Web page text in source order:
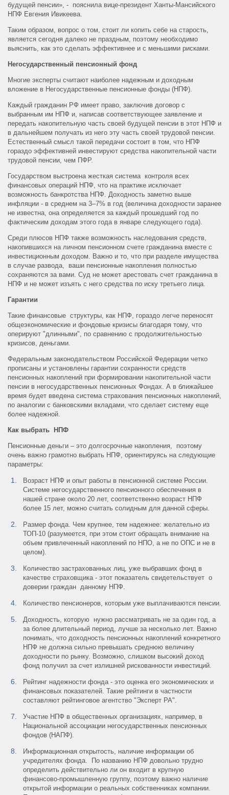
будущей пенсии», - пояснила вице-президент Ханты-Мансийского
НПФ Евгения Ивикеева.
Таким образом, вопрос о том, стоит ли копить себе на старость,
является сегодня далеко не праздным, поэтому необходимо
выяснить, как это сделать эффективнее и с меньшими рисками.
Негосударственный пенсионный фонд
Многие эксперты считают наиболее надежным и доходным
вложение в Негосударственные пенсионные фонды (НПФ).
Каждый гражданин РФ имеет право, заключив договор с
выбранным им НПФ и, написав соответствующее заявление и
передать накопительную часть своей будущей пенсии в этот НПФ и
в дальнейшем получать из него эту часть своей трудовой пенсии.
Естественный смысл такой передачи состоит в том, что НПФ
гораздо эффективней инвестируют средства накопительной части
трудовой пенсии, чем ПФР.
Государством выстроена жесткая система контроля всех
финансовых операций НПФ, что на практике исключает
возможность банкротства НПФ. Доходность заметно выше
инфляции - в среднем на 3–7% в год (величина доходности заранее
не известна, она определяется за каждый прошедший год по
фактическим доходам этого года в январе следующего года).
Среди плюсов НПФ также возможность наследования средств,
накопившихся на личном пенсионном счете гражданина вместе с
инвестиционным доходом. Важно и то, что при разделе имущества
в случае развода, ваши пенсионные накопления полностью
сохраняются за вами. Суд не может арестовать счет гражданина в
НПФ и не может изъять с него средства по иску третьего лица.
Гарантии
Такие финансовые структуры, как НПФ, гораздо легче переносят
общеэкономические и фондовые кризисы благодаря тому, что
оперируют "длинными", по сравнению с продолжительностью
кризисов, деньгами.
Федеральным законодательством Российской Федерации четко
прописаны и установлены гарантии сохранности средств
пенсионных накоплений при формировании накопительной части
пенсии в негосударственных пенсионных Фондах. А в ближайшее
время будет введена система страхования пенсионных накоплений,
по аналогии с банковскими вкладами, что сделает систему еще
более надежной.
Как выбрать НПФ
Пенсионные деньги – это долгосрочные накопления, поэтому
очень важно грамотно выбрать НПФ, ориентируясь на следующие
параметры:
Возраст НПФ и опыт работы в пенсионной системе России.
Системе негосударственного пенсионного обеспечения в
нашей стране около 20 лет, соответственно возраст НПФ
более 15 лет, можно считать солидным для данной сферы.
Размер фонда. Чем крупнее, тем надежнее: желательно из
ТОП-10 (разумеется, при этом стоит обращать внимание на
объем привлеченный накоплений по НПО, а не по ОПС и не в
целом).
Количество застрахованных лиц, уже выбравших фонд в
качестве страховщика - этот показатель свидетельствует о
доверии граждан данному НПФ.
Количество пенсионеров, которым уже выплачиваются пенсии.
Доходность, которую нужно рассматривать не за один год, а
за более длительный период, лучше за несколько лет. Важно
понимать, что доходность пенсионных накоплений конкретного
НПФ не должна сильно превышать среднюю величину
доходности по рынку. Возможно, слишком высокий доход
фонд получил за счет излишней рискованности инвестиций.
Рейтинг надежности фонда - это оценка его экономических и
финансовых показателей. Такие рейтинги в частности
составляют рейтинговое агентство "Эксперт РА".
Участие НПФ в общественных организациях, например, в
Национальной ассоциации негосударственных пенсионных
фондов (НАПФ).
Информационная открытость, наличие информации об
учредителях фонда. По названию НПФ довольно трудно
определить действительно ли он входит в крупную
финансово-промышленную группу, поэтому важно наличие
открытой информации о реальных собственниках компании.